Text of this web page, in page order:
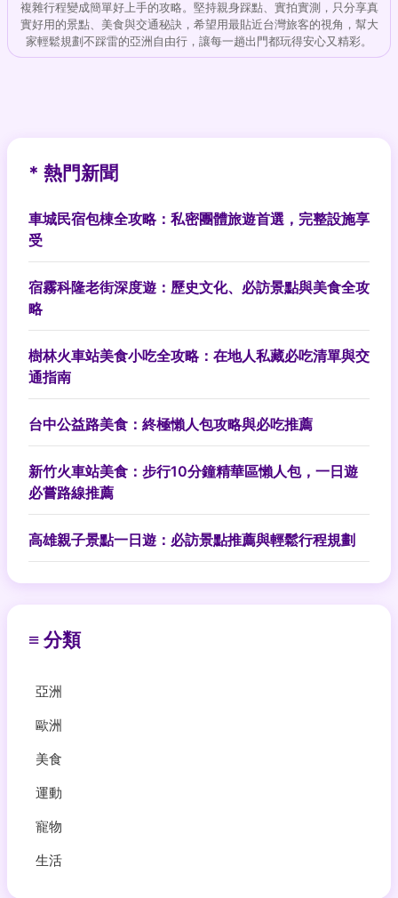
複雜行程變成簡單好上手的攻略。堅持親身踩點、實拍實測，只分享真
實好用的景點、美食與交通秘訣，希望用最貼近台灣旅客的視角，幫大
家輕鬆規劃不踩雷的亞洲自由行，讓每一趟出門都玩得安心又精彩。
* 熱門新聞
車城民宿包棟全攻略：私密團體旅遊首選，完整設施享
受
宿霧科隆老街深度遊：歷史文化、必訪景點與美食全攻
略
樹林火車站美食小吃全攻略：在地人私藏必吃清單與交
通指南
台中公益路美食：終極懶人包攻略與必吃推薦
新竹火車站美食：步行10分鐘精華區懶人包，一日遊
必嘗路線推薦
高雄親子景點一日遊：必訪景點推薦與輕鬆行程規劃
≡ 分類
亞洲
歐洲
美食
運動
寵物
生活